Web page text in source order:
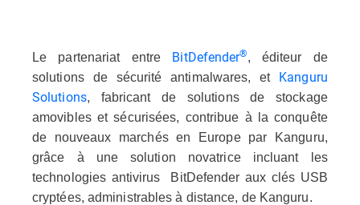
Le partenariat entre BitDefender®, éditeur de
solutions de sécurité antimalwares, et Kanguru
Solutions, fabricant de solutions de stockage
amovibles et sécurisées, contribue à la conquête
de nouveaux marchés en Europe par Kanguru,
grâce à une solution novatrice incluant les
technologies antivirus BitDefender aux clés USB
cryptées, administrables à distance, de Kanguru.